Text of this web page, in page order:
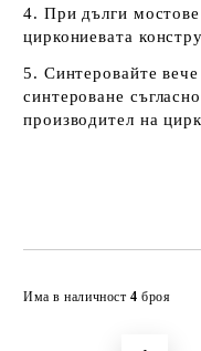
4. При дълги
циркониевата
5. Синтеровайте
синтероване
производител на
Има в наличност 4 броя